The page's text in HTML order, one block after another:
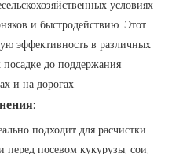
условиях
и быстродействию. Этот
эффективность в различных
до поддержания
и на дорогах.
подходит для расчистки
перед посевом кукурузы, сои,